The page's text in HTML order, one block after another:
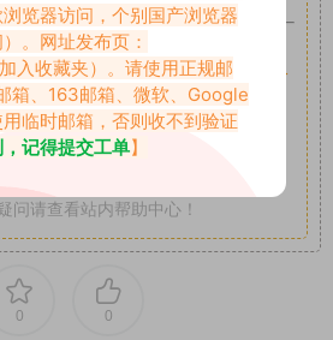
取的素材，建议升级
档服务“均有备份”，素材以主流网盘分
享。
，解压应下载对应的软件操作，
问请查看站内帮助中心！
0 0
览器访问，个别国产浏览器
。网址发布页：
加入收藏夹）。请使用正规邮
箱、163邮箱、微软、Google
临时邮箱，否则收不到验证
记得提交工单】